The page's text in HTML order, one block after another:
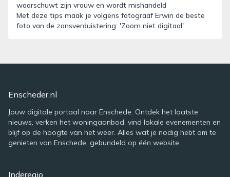
waarschuwt zijn vrouw en wordt mishandeld
Met deze tips maak je volgens fotograaf Erwin de beste
foto van de zonsverduistering: 'Zoom niet digitaal'
Enscheder.nl
Jouw digitale portaal naar Enschede. Ontdek het laatste
nieuws, verken het woningaanbod, vind lokale evenementen en
blijf op de hoogte van het weer. Alles wat je nodig hebt om te
genieten van Enschede, gebundeld op één website.
Inderegio